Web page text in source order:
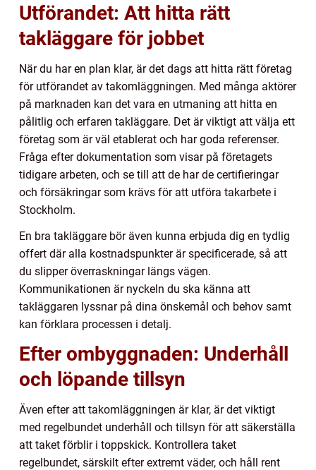
Utförandet: Att hitta rätt
takläggare för jobbet
När du har en plan klar, är det dags att hitta rätt företag
för utförandet av takomläggningen. Med många aktörer
på marknaden kan det vara en utmaning att hitta en
pålitlig och erfaren takläggare. Det är viktigt att välja ett
företag som är väl etablerat och har goda referenser.
Fråga efter dokumentation som visar på företagets
tidigare arbeten, och se till att de har de certifieringar
och försäkringar som krävs för att utföra takarbete i
Stockholm.
En bra takläggare bör även kunna erbjuda dig en tydlig
offert där alla kostnadspunkter är specificerade, så att
du slipper överraskningar längs vägen.
Kommunikationen är nyckeln du ska känna att
takläggaren lyssnar på dina önskemål och behov samt
kan förklara processen i detalj.
Efter ombyggnaden: Underhåll
och löpande tillsyn
Även efter att takomläggningen är klar, är det viktigt
med regelbundet underhåll och tillsyn för att säkerställa
att taket förblir i toppskick. Kontrollera taket
regelbundet, särskilt efter extremt väder, och håll rent